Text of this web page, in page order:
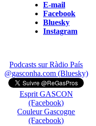
E-mail
Facebook
Bluesky
Instagram
Podcasts sur Ràdio País
@gasconha.com (Bluesky)
Esprit GASCON
(Facebook)
Couleur Gascogne
(Facebook)